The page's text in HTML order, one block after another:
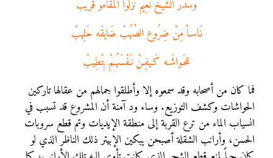
وسَدر الشيخْ نَعِيمْ نَزَلُوا المقَامُو قَريبْ
نَاسـاً مِنْ ضِرُوع الصُهُبْ ضَايقَه حَلِيبْ
للحَـواشَـه كَـيفِـنْ نَـفْسَهُـمْ بِتْطِيبْ
فما كان من أصحابه وقد سمعوه إلا وأطلقوا جمالهم من عقالها تاركين
الحواشات وكشف التوزيع. وساء ود آمنة أن المشروع قد تسبب في
انسياب الماء من ترع القربة إلى منطقة الإيديات وتم قطع سروبات
الحسن، وأرانب الشقلة أصبحن يبكين الإبيتر ذلك الناظر الذي لو